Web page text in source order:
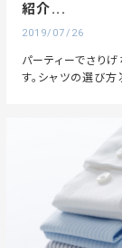
紹介...
2019/07/26
パーティーでさり
す。シャツの選び